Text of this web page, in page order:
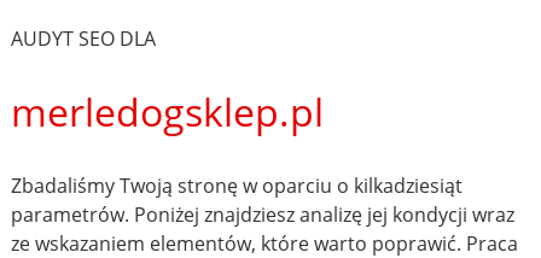
AUDYT SEO DLA
merledogsklep.pl
Zbadaliśmy Twoją stronę w oparciu o kilkadziesiąt
parametrów. Poniżej znajdziesz analizę jej kondycji wraz
ze wskazaniem elementów, które warto poprawić. Praca